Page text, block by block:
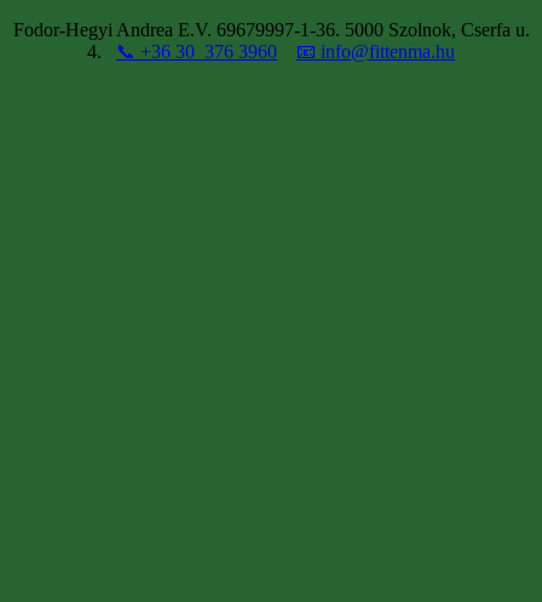
Fodor-Hegyi Andrea E.V. 69679997-1-36. 5000 Szolnok, Cserfa u.
4.
📞 +36 30 376 3960 📧 info@fittenma.hu